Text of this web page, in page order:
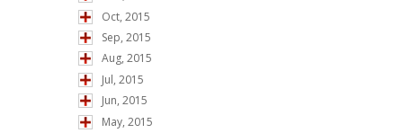
Oct, 2015
Sep, 2015
Aug, 2015
Jul, 2015
Jun, 2015
May, 2015